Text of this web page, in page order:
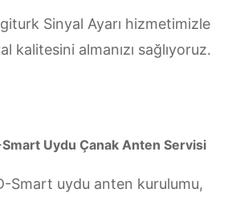
Sinyal Ayarı hizmetimizle
kalitesini almanızı sağlıyoruz.
Uydu Çanak Anten Servisi
Smart uydu anten kurulumu,